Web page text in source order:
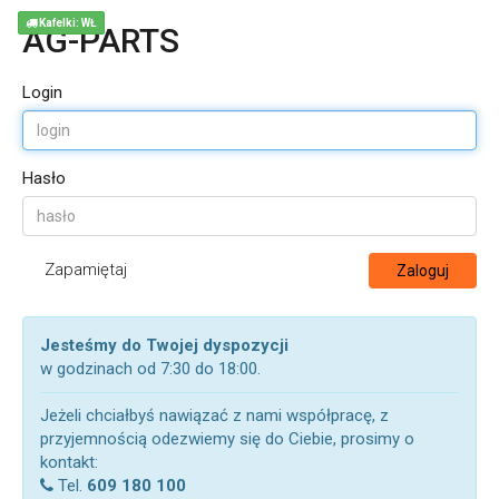
AG-PARTS
Login
Hasło
Zapamiętaj Zaloguj
Jesteśmy do Twojej dyspozycji
w godzinach od 7:30 do 18:00.
Jeżeli chciałbyś nawiązać z nami współpracę, z
przyjemnością odezwiemy się do Ciebie, prosimy o
kontakt:
Tel. 609 180 100
Kafelki: WŁ